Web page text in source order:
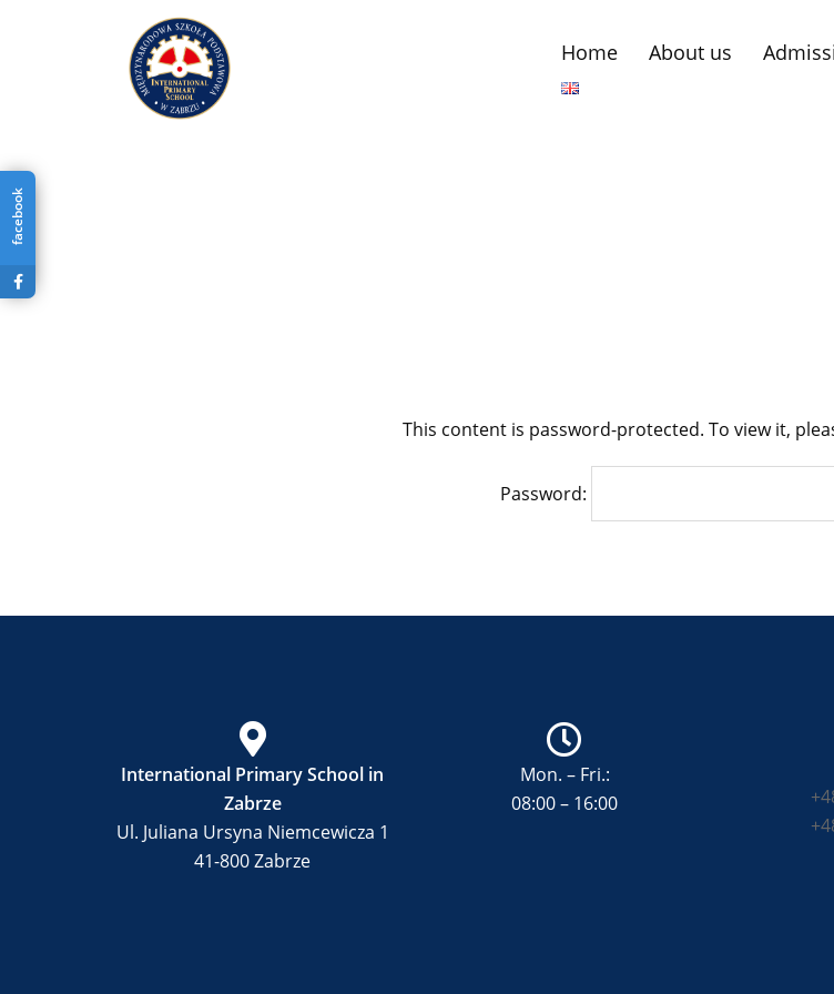
Home About us
This content is password-protected. To view it,
Password:
International Primary School in
Zabrze
Ul. Juliana Ursyna Niemcewicza 1
41-800 Zabrze
Mon. – Fri.:
08:00 – 16:00
facebook